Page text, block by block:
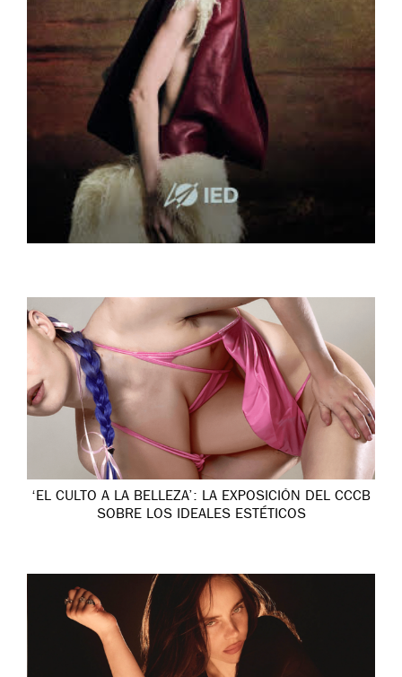
‘EL CULTO A LA BELLEZA’: LA EXPOSICIÓN DEL CCCB
SOBRE LOS IDEALES ESTÉTICOS